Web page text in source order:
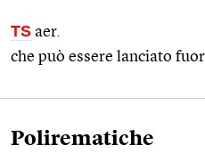
TS aer.
che può essere lanciato
Polirematiche